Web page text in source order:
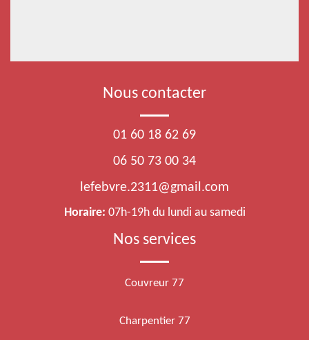
Nous contacter
01 60 18 62 69
06 50 73 00 34
lefebvre.2311@gmail.com
Horaire: 07h-19h du lundi au samedi
Nos services
Couvreur 77
Charpentier 77